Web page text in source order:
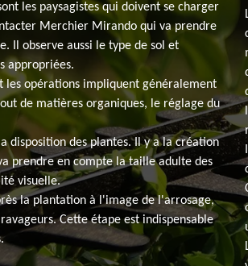
les paysagistes qui doivent se charger
Merchier Mirando qui va prendre
Il observe aussi le type de sol et
appropriées.
les opérations impliquent généralement
de matières organiques, le réglage du
disposition des plantes. Il y a la création
prendre en compte la taille adulte des
visuelle.
la plantation à l'image de l'arrosage,
Cette étape est indispensable